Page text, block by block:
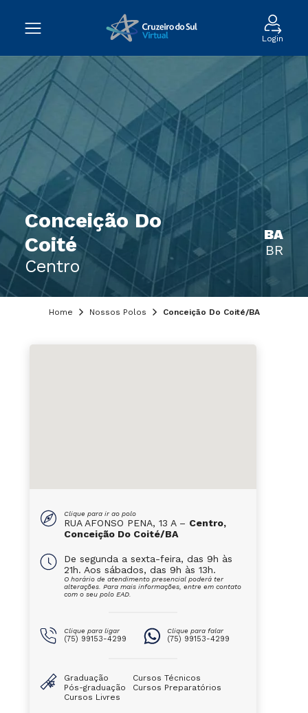
Login
Conceição Do
Coité
Centro
BA
BR
Home Nossos Polos Conceição Do Coité/BA
Clique para ir ao polo
RUA AFONSO PENA, 13 A – Centro,
Conceição Do Coité/BA
De segunda a sexta-feira, das 9h às
21h. Aos sábados, das 9h às 13h.
O horário de atendimento presencial poderá ter
alterações. Para mais informações, entre em contato
com o seu polo EAD.
Clique para ligar
(75) 99153-4299
Clique para falar
(75) 99153-4299
Graduação
Pós-graduação
Cursos Livres
Cursos Técnicos
Cursos Preparatórios